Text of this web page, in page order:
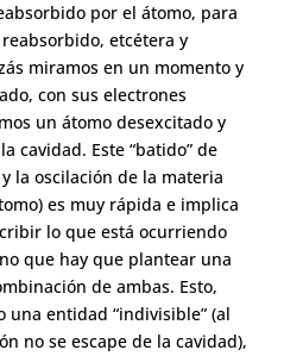
por el átomo, para
etcétera y
miramos en un momento y
con sus electrones
un átomo desexcitado y
cavidad. Este “batido” de
la oscilación de la materia
es muy rápida e implica
lo que está ocurriendo
que hay que plantear una
de ambas. Esto,
una entidad “indivisible” (al
no se escape de la cavidad),